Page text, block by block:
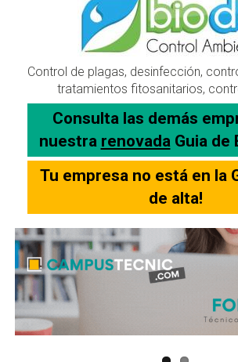
Control de plagas, desinfección,
tratamientos fitosanitarios,
Consulta las demás
nuestra renovadaGuia de
Tu empresa no está en la
de alta!